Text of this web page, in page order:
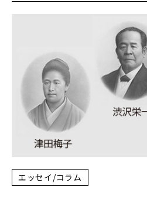
エッセイ/コラム